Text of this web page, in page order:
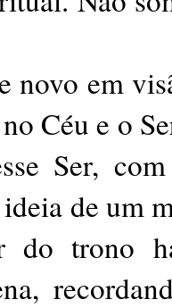
em
Céu e o
Ser,
de um
do trono